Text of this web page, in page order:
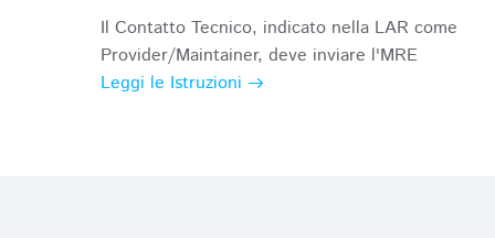
Il Contatto Tecnico, indicato nella LAR come
Provider/Maintainer, deve inviare l'MRE
Leggi le Istruzioni